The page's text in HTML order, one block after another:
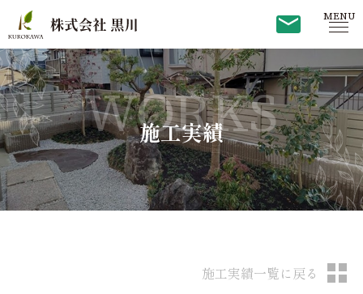
MENU
施工実績
WORKS
施工実績一覧に戻る